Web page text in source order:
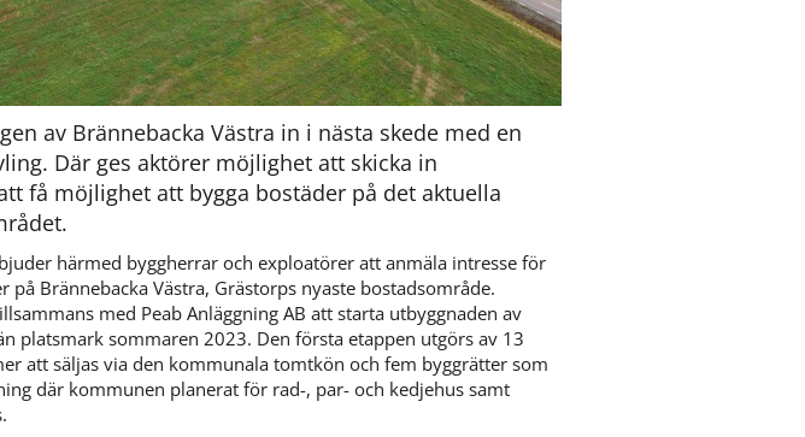
av Brännebacka Västra in i nästa skede med en
Där ges aktörer möjlighet att skicka in
få möjlighet att bygga bostäder på det aktuella
härmed byggherrar och exploatörer att anmäla intresse för
på Brännebacka Västra, Grästorps nyaste bostadsområde.
med Peab Anläggning AB att starta utbyggnaden av
platsmark sommaren 2023. Den första etappen utgörs av 13
att säljas via den kommunala tomtkön och fem byggrätter som
där kommunen planerat för rad-, par- och kedjehus samt